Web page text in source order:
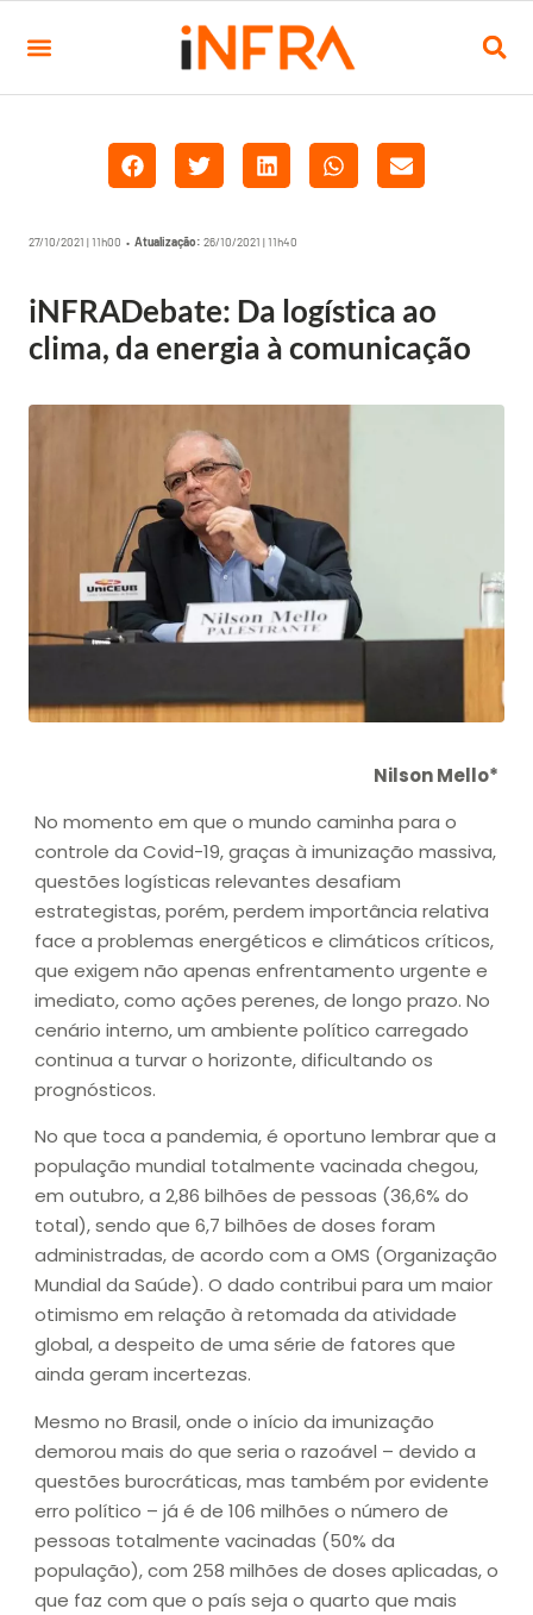
27/10/2021 | 11h00 • Atualização: 26/10/2021 | 11h40
iNFRADebate: Da logística ao
clima, da energia à comunicação
Nilson Mello*
No momento em que o mundo caminha para o
controle da Covid-19, graças à imunização massiva,
questões logísticas relevantes desafiam
estrategistas, porém, perdem importância relativa
face a problemas energéticos e climáticos críticos,
que exigem não apenas enfrentamento urgente e
imediato, como ações perenes, de longo prazo. No
cenário interno, um ambiente político carregado
continua a turvar o horizonte, dificultando os
prognósticos.
No que toca a pandemia, é oportuno lembrar que a
população mundial totalmente vacinada chegou,
em outubro, a 2,86 bilhões de pessoas (36,6% do
total), sendo que 6,7 bilhões de doses foram
administradas, de acordo com a OMS (Organização
Mundial da Saúde). O dado contribui para um maior
otimismo em relação à retomada da atividade
global, a despeito de uma série de fatores que
ainda geram incertezas.
Mesmo no Brasil, onde o início da imunização
demorou mais do que seria o razoável – devido a
questões burocráticas, mas também por evidente
erro político – já é de 106 milhões o número de
pessoas totalmente vacinadas (50% da
população), com 258 milhões de doses aplicadas, o
que faz com que o país seja o quarto que mais